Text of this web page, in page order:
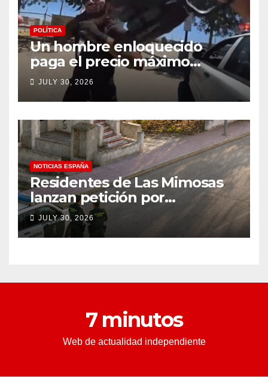
POLÍTICA
Un hombre enloquecido
paga el precio máximo
después de llevar un cuchillo
a un tiroteo con agentes del
condado de Los Ángeles
(VIDEO) * The Gateway
Pundit * por Cullen
Linebarger
JULY 30, 2026
NOTICIAS ESPAÑA
Residentes de Las Mimosas
lanzan petición por
disminución ‘inaceptable’ de
servicios básicos – The
Leader
JULY 30, 2026
7 minutos
Web de actualidad independiente